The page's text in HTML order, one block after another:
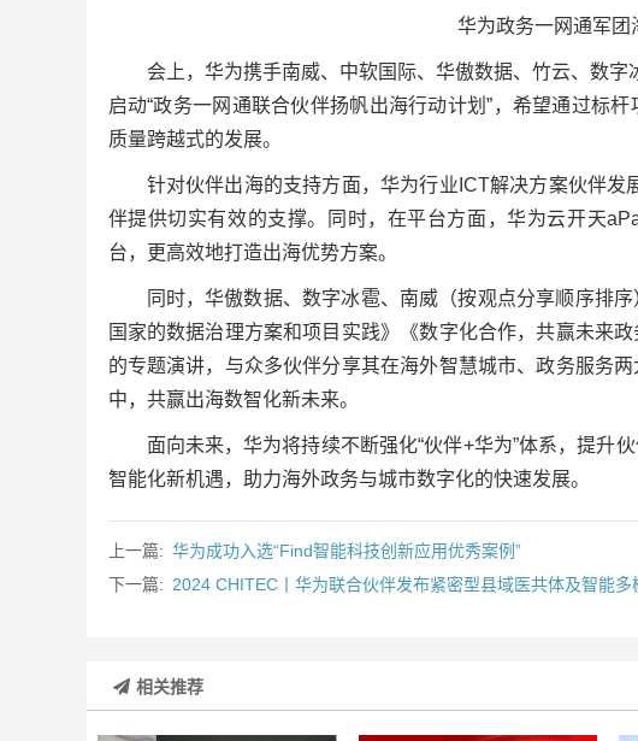
华为政务一网通军团
会上，华为携手南威、中软国际、华傲数据、竹云、数
启动“政务一网通联合伙伴扬帆出海行动计划”，希望通过标
质量跨越式的发展。
针对伙伴出海的支持方面，华为行业ICT解决方案伙伴发
伴提供切实有效的支撑。同时，在平台方面，华为云开天
台，更高效地打造出海优势方案。
同时，华傲数据、数字冰雹、南威（按观点分享顺序排
国家的数据治理方案和项目实践》《数字化合作，共赢未来
的专题演讲，与众多伙伴分享其在海外智慧城市、政务服务
中，共赢出海数智化新未来。
面向未来，华为将持续不断强化“伙伴+华为”体系，提升
智能化新机遇，助力海外政务与城市数字化的快速发展。
上一篇: 华为成功入选“Find智能科技创新应用优秀案例”
下一篇: 2024 CHITEC丨华为联合伙伴发布紧密型县域医共体及智能
相关推荐